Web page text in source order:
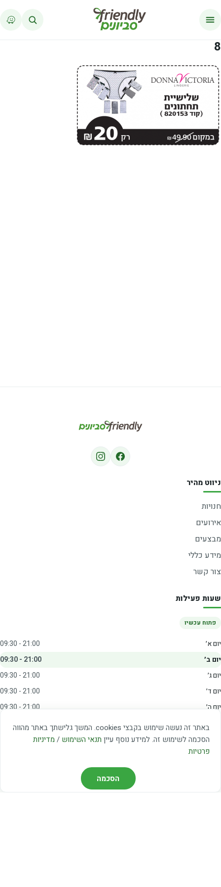
באתר זה נעשה שימוש בקבצי cookies. המשך גלישתך באתר מהווה
הסכמה לשימוש זה. למידע נוסף עיין תנאי השימוש / מדיניות
פרטיות
הסכמה
8
ניווט מהיר
חנויות
אירועים
מבצעים
מידע כללי
צור קשר
שעות פעילות
פתוח עכשיו
יום א׳
09:30 - 21:00
יום ב׳
09:30 - 21:00
יום ג׳
09:30 - 21:00
יום ד׳
09:30 - 21:00
יום ה׳
09:30 - 21:00
09:00 - 15:00
שבת
20:00 - 23:00